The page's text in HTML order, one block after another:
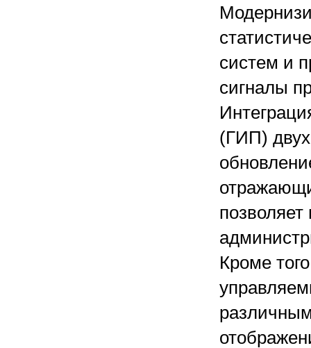
систем и
сигналы
(ГИП) двух
Кроме